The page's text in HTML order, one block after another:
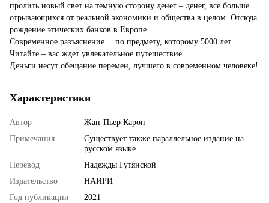
пролить новый свет на темную сторону денег – денег, все больше
отрывающихся от реальной экономики и общества в целом. Отсюда
рождение этических банков в Европе.
Современное разъяснение… по предмету, которому 5000 лет.
Читайте – вас ждет увлекательное путешествие.
Деньги несут обещание перемен, лучшего в современном человеке!
Характеристики
Автор
Жан-Пьер Карон
Примечания
Существует также параллельное издание на
русском языке.
Перевод
Надежды Гутянской
Издательство
НАИРИ
Год публикации
2021